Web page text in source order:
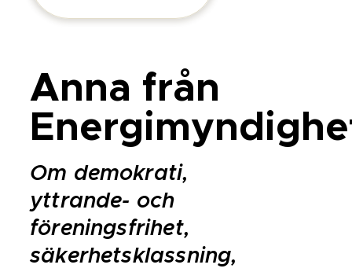
Anna från
Om demokrati,
yttrande- och
föreningsfrihet,
säkerhetsklassning,